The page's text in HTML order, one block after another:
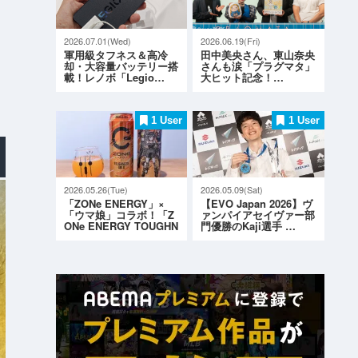
2026.07.01(Wed)
軍用級タフネス＆高冷
却・大容量バッテリー搭
載！レノボ「Legio…
2026.06.19(Fri)
田中美央さん、東山奈央
さんも涙「プラグマタ」
大ヒット記念！…
1 User
2026.05.26(Tue)
「ZONe ENERGY」×
「ウマ娘」コラボ！「Z
ONe ENERGY TOUGHN
1 User
2026.05.09(Sat)
【EVO Japan 2026】ヴ
ァンパイアセイヴァー部
門優勝のKaji選手 …